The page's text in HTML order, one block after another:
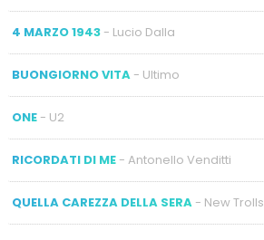
4 MARZO 1943- Lucio Dalla
BUONGIORNO VITA- Ultimo
ONE- U2
RICORDATI DI ME- Antonello Venditti
QUELLA CAREZZA DELLA SERA- New Trolls